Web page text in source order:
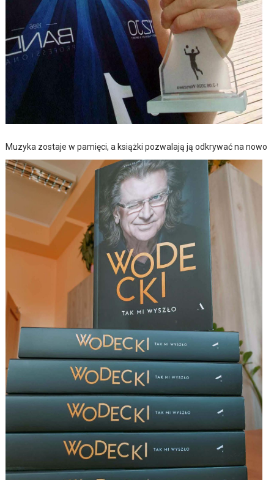
Muzyka zostaje w pamięci, a książki pozwalają ją odkrywać na nowo